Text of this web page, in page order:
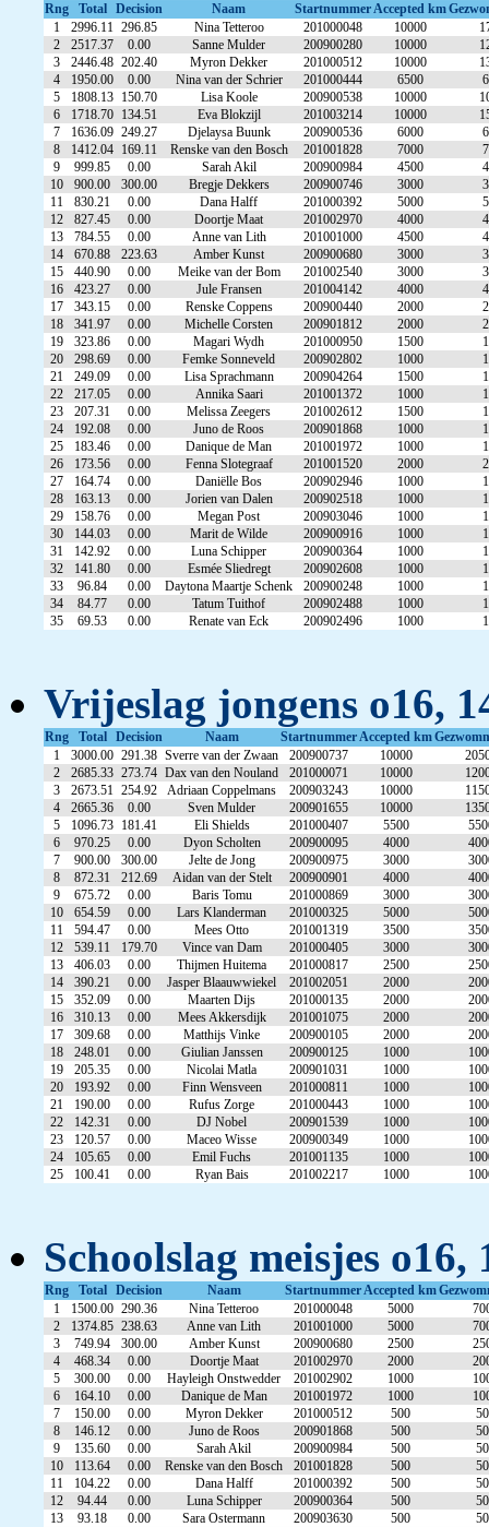
Rng Total Decision Naam StartnummerAccepted km
1
2996.11 296.85 Nina Tetteroo 201000048 10000
2
2517.37 0.00 Sanne Mulder 200900280 10000
3
2446.48 202.40 Myron Dekker 201000512 10000
4
1950.00 0.00 Nina van der Schrier 201000444 6500
5
1808.13 150.70 Lisa Koole 200900538 10000
6
1718.70 134.51 Eva Blokzijl 201003214 10000
7
1636.09 249.27 Djelaysa Buunk 200900536 6000
8
1412.04 169.11 Renske van den Bosch 201001828 7000
9
999.85 0.00 Sarah Akil 200900984 4500
10
900.00 300.00 Bregje Dekkers 200900746 3000
11
830.21 0.00 Dana Halff 201000392 5000
12
827.45 0.00 Doortje Maat 201002970 4000
13
784.55 0.00 Anne van Lith 201001000 4500
14
670.88 223.63 Amber Kunst 200900680 3000
15
440.90 0.00 Meike van der Bom 201002540 3000
16
423.27 0.00 Jule Fransen 201004142 4000
17
343.15 0.00 Renske Coppens 200900440 2000
18
341.97 0.00 Michelle Corsten 200901812 2000
19
323.86 0.00 Magari Wydh 201000950 1500
20
298.69 0.00 Femke Sonneveld 200902802 1000
21
249.09 0.00 Lisa Sprachmann 200904264 1500
22
217.05 0.00 Annika Saari 201001372 1000
23
207.31 0.00 Melissa Zeegers 201002612 1500
24
192.08 0.00 Juno de Roos 200901868 1000
25
183.46 0.00 Danique de Man 201001972 1000
26
173.56 0.00 Fenna Slotegraaf 201001520 2000
27
164.74 0.00 Daniëlle Bos 200902946 1000
28
163.13 0.00 Jorien van Dalen 200902518 1000
29
158.76 0.00 Megan Post 200903046 1000
30
144.03 0.00 Marit de Wilde 200900916 1000
31
142.92 0.00 Luna Schipper 200900364 1000
32
141.80 0.00 Esmée Sliedregt 200902608 1000
33
96.84 0.00 Daytona Maartje Schenk 200900248 1000
34
84.77 0.00 Tatum Tuithof 200902488 1000
35
69.53 0.00 Renate van Eck 200902496 1000
Vrijeslag jongens o16,
Rng Total Decision Naam StartnummerAccepted km
1
3000.00 291.38 Sverre van der Zwaan 200900737 10000
2
2685.33 273.74 Dax van den Nouland 201000071 10000
3
2673.51 254.92 Adriaan Coppelmans 200903243 10000
4
2665.36 0.00 Sven Mulder 200901655 10000
5
1096.73 181.41 Eli Shields 201000407 5500
6
970.25 0.00 Dyon Scholten 200900095 4000
7
900.00 300.00 Jelte de Jong 200900975 3000
8
872.31 212.69 Aidan van der Stelt 200900901 4000
9
675.72 0.00 Baris Tomu 201000869 3000
10
654.59 0.00 Lars Klanderman 201000325 5000
11
594.47 0.00 Mees Otto 201001319 3500
12
539.11 179.70 Vince van Dam 201000405 3000
13
406.03 0.00 Thijmen Huitema 201000817 2500
14
390.21 0.00 Jasper Blaauwwiekel 201002051 2000
15
352.09 0.00 Maarten Dijs 201000135 2000
16
310.13 0.00 Mees Akkersdijk 201001075 2000
17
309.68 0.00 Matthijs Vinke 200900105 2000
18
248.01 0.00 Giulian Janssen 200900125 1000
19
205.35 0.00 Nicolai Matla 200901031 1000
20
193.92 0.00 Finn Wensveen 201000811 1000
21
190.00 0.00 Rufus Zorge 201000443 1000
22
142.31 0.00 DJ Nobel 200901539 1000
23
120.57 0.00 Maceo Wisse 200900349 1000
24
105.65 0.00 Emil Fuchs 201001135 1000
25
100.41 0.00 Ryan Bais 201002217 1000
Schoolslag meisjes o16,
Rng Total Decision Naam StartnummerAccepted km
1
1500.00 290.36 Nina Tetteroo 201000048 5000
2
1374.85 238.63 Anne van Lith 201001000 5000
3
749.94 300.00 Amber Kunst 200900680 2500
4
468.34 0.00 Doortje Maat 201002970 2000
5
300.00 0.00 Hayleigh Onstwedder 201002902 1000
6
164.10 0.00 Danique de Man 201001972 1000
7
150.00 0.00 Myron Dekker 201000512 500
8
146.12 0.00 Juno de Roos 200901868 500
9
135.60 0.00 Sarah Akil 200900984 500
10
113.64 0.00 Renske van den Bosch 201001828 500
11
104.22 0.00 Dana Halff 201000392 500
12
94.44 0.00 Luna Schipper 200900364 500
13
93.18 0.00 Sara Ostermann 200903630 500